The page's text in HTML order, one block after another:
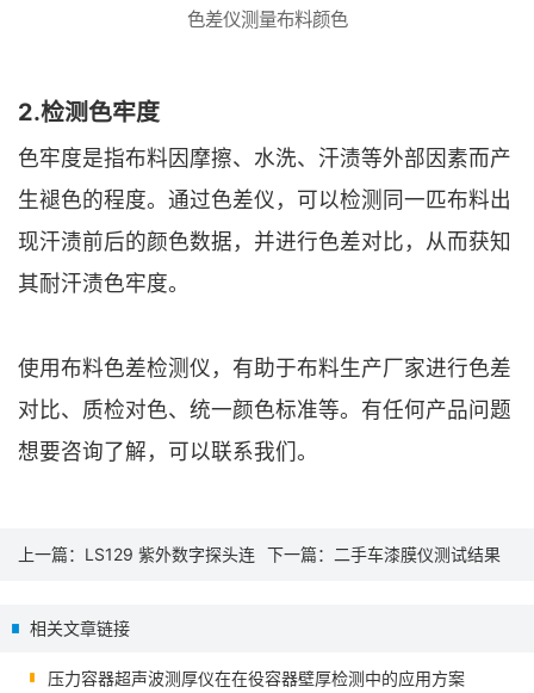
色差仪测量布料颜色
2.检测色牢度
色牢度是指布料因摩擦、水洗、汗渍等外部因素而产
生褪色的程度。通过色差仪，可以检测同一匹布料出
现汗渍前后的颜色数据，并进行色差对比，从而获知
其耐汗渍色牢度。
使用布料色差检测仪，有助于布料生产厂家进行色差
对比、质检对色、统一颜色标准等。有任何产品问题
想要咨询了解，可以联系我们。
上一篇： LS129 紫外数字探头连 下一篇： 二手车漆膜仪测试结果
相关文章链接
压力容器超声波测厚仪在在役容器壁厚检测中的应用方案